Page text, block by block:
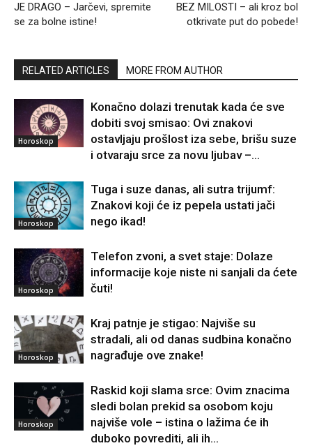
JE DRAGO – Jarčevi, spremite
se za bolne istine!
BEZ MILOSTI – ali kroz bol
otkrivate put do pobede!
RELATED ARTICLES MORE FROM AUTHOR
Horoskop
Konačno dolazi trenutak kada će sve
dobiti svoj smisao: Ovi znakovi
ostavljaju prošlost iza sebe, brišu suze
i otvaraju srce za novu ljubav –...
Horoskop
Tuga i suze danas, ali sutra trijumf:
Znakovi koji će iz pepela ustati jači
nego ikad!
Horoskop
Telefon zvoni, a svet staje: Dolaze
informacije koje niste ni sanjali da ćete
čuti!
Horoskop
Kraj patnje je stigao: Najviše su
stradali, ali od danas sudbina konačno
nagrađuje ove znake!
Horoskop
Raskid koji slama srce: Ovim znacima
sledi bolan prekid sa osobom koju
najviše vole – istina o lažima će ih
duboko povrediti, ali ih...